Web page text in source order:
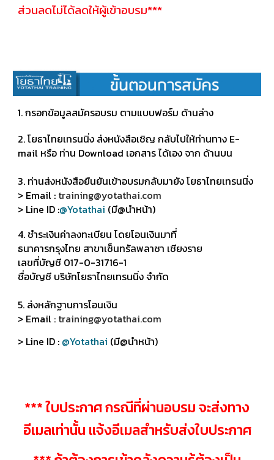
ส่วนลดไม่ได้ลดให้ผู้เข้าอบรม***
​1. กรอกข้อมูลสมัครอบรม ตามแบบฟอร์ม ด้านล่าง
2. โยธาไทยเทรนนิ่ง ส่งหนังสือเชิญ กลับไปให้ท่านทาง E-
mail หรือ ท่าน Download เอกสาร ได้เอง จาก ด้านบน
3. ท่านส่งหนังสือยืนยันเข้าอบรมกลับมายัง โยธาไทยเทรนนิ่ง
> Email : training@yotathai.com
> Line ID :@Yotathai (มี@นำหน้า)
4. ชำระเงินค่าลงทะเบียน โดยโอนเงินมาที่
ธนาคารกรุงไทย สาขาเซ็นทรัลพลาซา เชียงราย
เลขที่บัญชี 017-0-31716-1
ชื่อบัญชี บริษัทโยธาไทยเทรนนิ่ง จำกัด
5. ส่งหลักฐานการโอนเงิน
> Email : training@yotathai.com
> Line ID : @Yotathai (มี@นำหน้า)
*** ใบประกาศ กรณีที่ผ่านอบรม จะส่งทาง
อีเมลเท่านั้น แจ้งอีเมลสำหรับส่งใบประกาศ